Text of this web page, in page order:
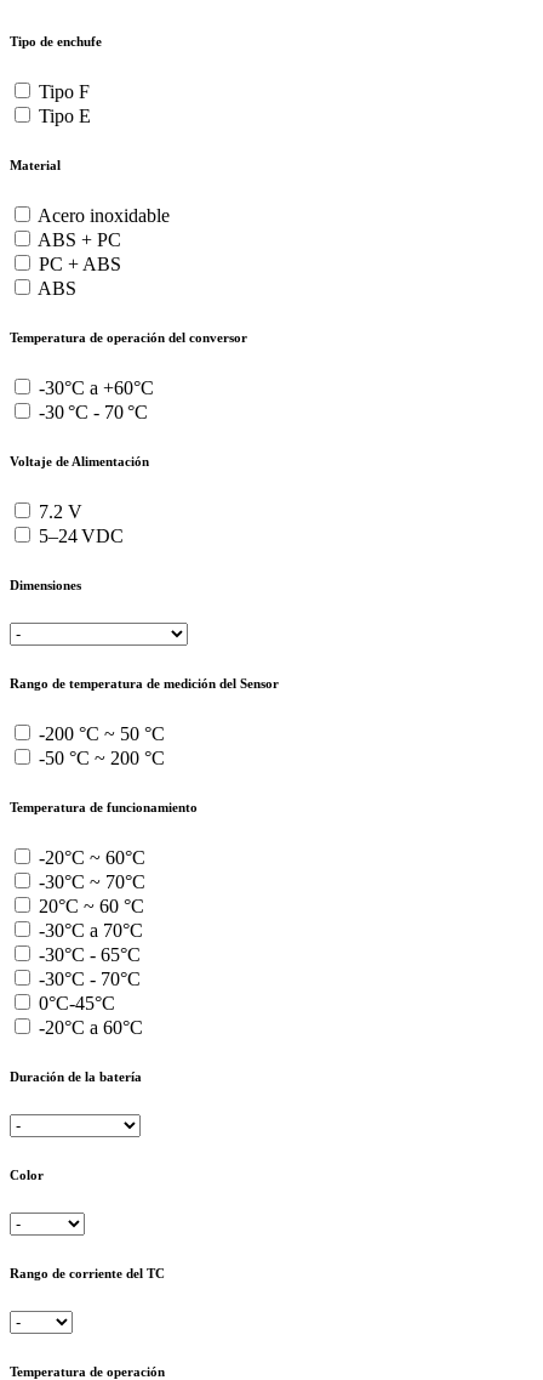
Tipo de enchufe
Tipo F
Tipo E
Material
Acero inoxidable
ABS + PC
PC + ABS
ABS
Temperatura de operación del conversor
-30°C a +60°C
-30 °C - 70 °C
Voltaje de Alimentación
7.2 V
5–24 VDC
Dimensiones
Rango de temperatura de medición del Sensor
-200 °C ~ 50 °C
-50 °C ~ 200 °C
Temperatura de funcionamiento
-20°C ~ 60°C
-30°C ~ 70°C
20°C ~ 60 °C
-30°C a 70°C
-30°C - 65°C
-30°C - 70°C
0°C-45°C
-20°C a 60°C
Duración de la batería
Color
Rango de corriente del TC
Temperatura de operación